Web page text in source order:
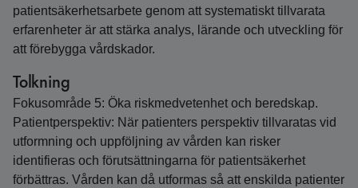
patientsäkerhetsarbete genom att systematiskt tillvarata
erfarenheter är att stärka analys, lärande och utveckling för
att förebygga vårdskador.
Tolkning
Fokusområde 5: Öka riskmedvetenhet och beredskap.
Patientperspektiv: När patienters perspektiv tillvaratas vid
utformning och uppföljning av vården kan risker
identifieras och förutsättningarna för patientsäkerhet
förbättras. Vården kan då utformas så att enskilda patienter